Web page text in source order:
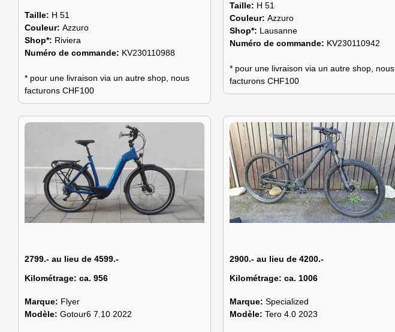
Taille: H 51
Couleur: Azzuro
Shop*: Riviera
Numéro de commande: KV230110988
* pour une livraison via un autre shop, nous
facturons CHF100
Taille: H 51
Couleur: Azzuro
Shop*: Lausanne
Numéro de commande: KV230110942
* pour une livraison via un autre shop, nous
facturons CHF100
2799.- au lieu de 4599.-
Kilométrage: ca. 956
Marque: Flyer
Modèle: Gotour6 7.10 2022
2900.- au lieu de 4200.-
Kilométrage: ca. 1006
Marque: Specialized
Modèle: Tero 4.0 2023